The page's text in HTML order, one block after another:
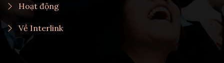
Hoạt động
Về Interlink